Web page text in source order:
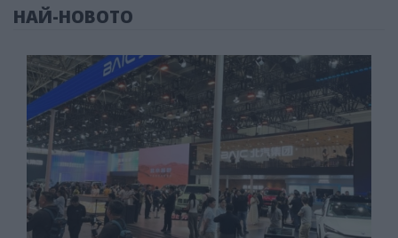
НАЙ-НОВОТО